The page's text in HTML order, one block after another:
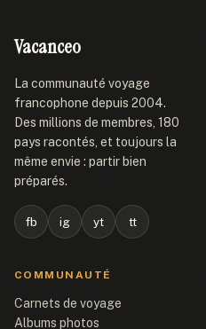
Vacanceo
La communauté voyage
francophone depuis 2004.
Des millions de membres, 180
pays racontés, et toujours la
même envie : partir bien
préparés.
fb ig yt tt
COMMUNAUTÉ
Carnets de voyage
Albums photos